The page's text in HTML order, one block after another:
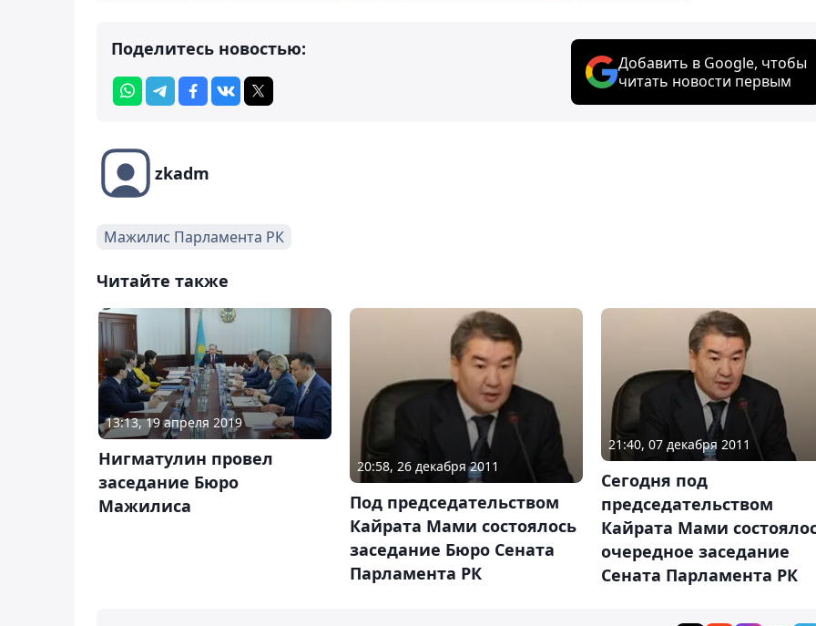
Поделитесь новостью:
Добавить в Google, чтобы
читать новости первым
zkadm
Мажилис Парламента РК
Читайте также
13:13, 19 апреля 2019
Нигматулин провел
заседание Бюро
Мажилиса
20:58, 26 декабря 2011
Под председательством
Кайрата Мами состоялось
заседание Бюро Сената
Парламента РК
21:40, 07 декабря 2011
Сегодня под
председательством
Кайрата Мами
очередное заседание
Сената Парламента РК